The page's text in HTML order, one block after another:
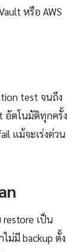
หรือ AWS
test จนถึง
อัตโนมัติทุกครั้ง
แม้จะเร่งด่วน
เป็น
ม่มี backup ตั้ง